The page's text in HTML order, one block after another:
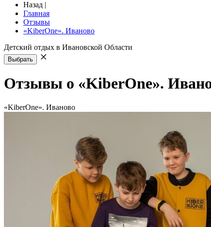
Назад |
Главная
Отзывы
«KiberOne». Иваново
Детский отдых в Ивановской Области
Выбрать
Отзывы о «KiberOne».
«KiberOne». Иваново